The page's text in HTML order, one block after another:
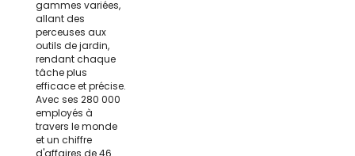
gammes variées,
allant des
perceuses aux
outils de jardin,
rendant chaque
tâche plus
efficace et précise.
Avec ses 280 000
employés à
travers le monde
et un chiffre
d'affaires de 46